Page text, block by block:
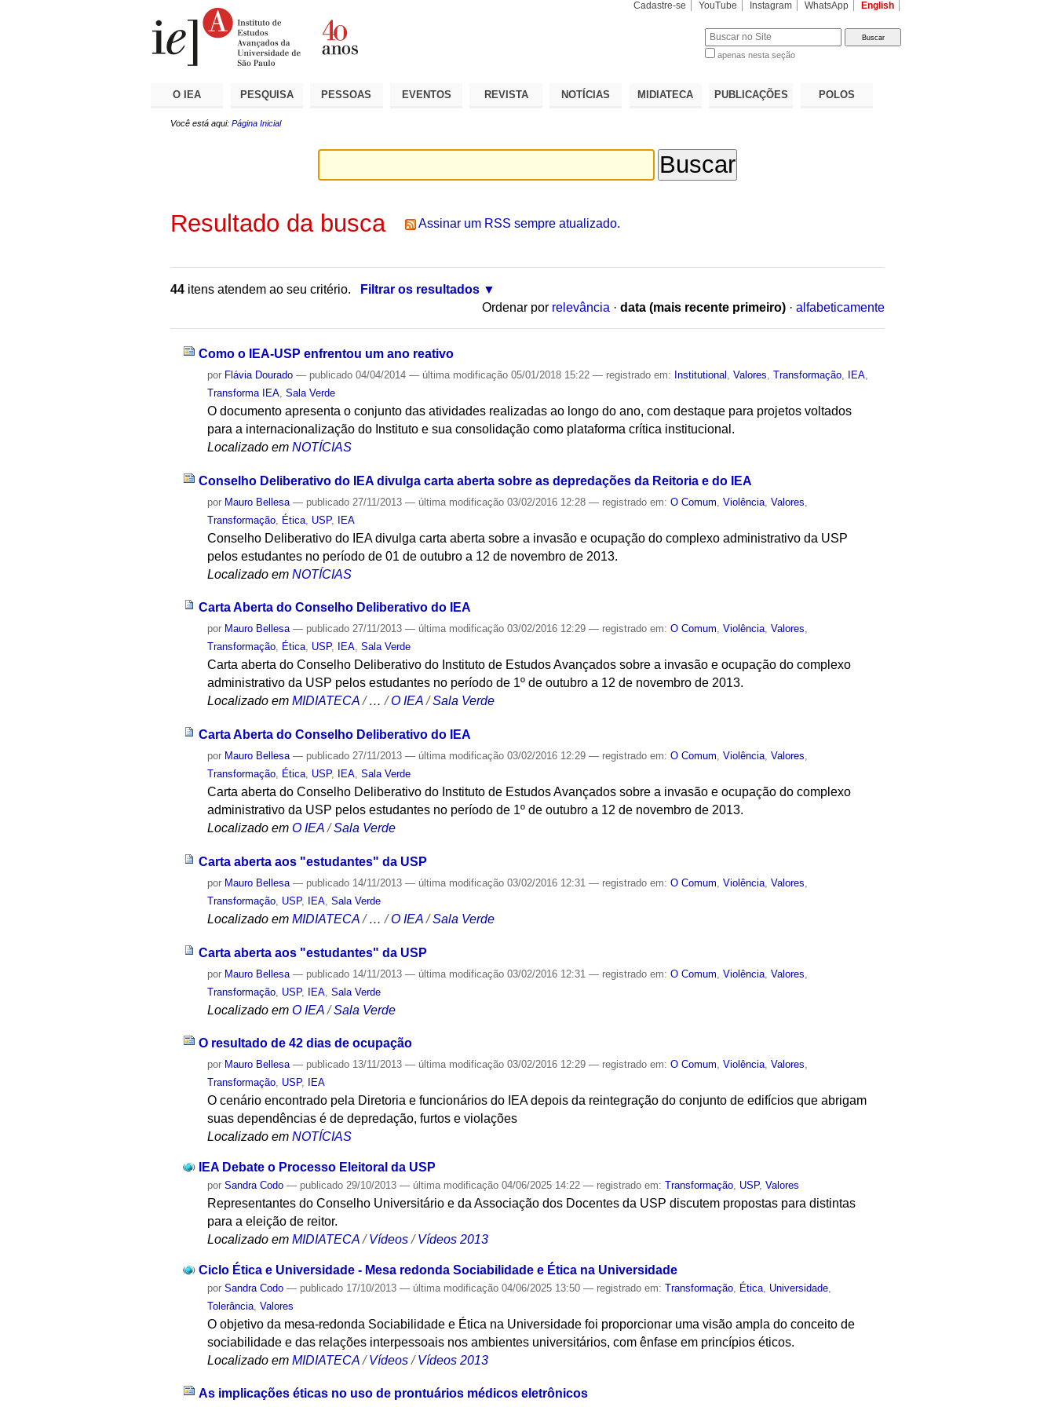
Cadastre-se YouTube Instagram WhatsApp English
apenas nesta seção
O IEA PESQUISA PESSOAS EVENTOS REVISTA NOTÍCIAS MIDIATECA PUBLICAÇÕES POLOS
Você está aqui: Página Inicial
Resultado da busca Assinar um RSS sempre atualizado.
44 itens atendem ao seu critério.
Filtrar os resultados
Ordenar por relevância · data (mais recente primeiro) · alfabeticamente
Como o IEA-USP enfrentou um ano reativo
por Flávia Dourado — publicado 04/04/2014— última modificação 05/01/2018 15:22— registrado em: Institutional ,Valores ,Transformação IEA
Transforma IEA ,Sala Verde
O documento apresenta o conjunto das atividades realizadas ao longo do ano, com destaque para projetos voltados
para a internacionalização do Instituto e sua consolidação como plataforma crítica institucional.
Localizado em NOTÍCIAS
Conselho Deliberativo do IEA divulga carta aberta sobre as depredações da Reitoria e do IEA
por Mauro Bellesa — publicado 27/11/2013— última modificação 03/02/2016 12:28— registrado em:O Comum ,Violência ,Valores
Transformação Ética USP, IEA
Conselho Deliberativo do IEA divulga carta aberta sobre a invasão e ocupação do complexo administrativo da USP
pelos estudantes no período de 01 de outubro a 12 de novembro de 2013.
Localizado em NOTÍCIAS
Carta Aberta do Conselho Deliberativo do IEA
por Mauro Bellesa — publicado 27/11/2013— última modificação 03/02/2016 12:29— registrado em:O Comum,Violência,Valores,
Transformação, Ética, USP, IEA,Sala Verde
Carta aberta do Conselho Deliberativo do Instituto de Estudos Avançados sobre a invasão e ocupação do complexo
administrativo da USP pelos estudantes no período de 1º de outubro a 12 de novembro de 2013.
Localizado em MIDIATECA /…/O IEA /Sala Verde
Carta Aberta do Conselho Deliberativo do IEA
por Mauro Bellesa — publicado 27/11/2013— última modificação 03/02/2016 12:29— registrado em:O Comum,Violência,Valores,
Transformação, Ética, USP, IEA,Sala Verde
Carta aberta do Conselho Deliberativo do Instituto de Estudos Avançados sobre a invasão e ocupação do complexo
administrativo da USP pelos estudantes no período de 1º de outubro a 12 de novembro de 2013.
Localizado em O IEA /Sala Verde
Carta aberta aos "estudantes" da USP
por Mauro Bellesa — publicado 14/11/2013— última modificação 03/02/2016 12:31— registrado em:O Comum ,Violência ,Valores
Transformação USP, IEA ,Sala Verde
Localizado em MIDIATECA /…/O IEA /Sala Verde
Carta aberta aos "estudantes" da USP
por Mauro Bellesa — publicado 14/11/2013— última modificação 03/02/2016 12:31— registrado em:O Comum ,Violência ,Valores
Transformação USP, IEA ,Sala Verde
Localizado em O IEA /Sala Verde
O resultado de 42 dias de ocupação
por Mauro Bellesa — publicado 13/11/2013— última modificação 03/02/2016 12:29— registrado em:O Comum,Violência,Valores,
Transformação, USP, IEA
O cenário encontrado pela Diretoria e funcionários do IEA depois da reintegração do conjunto de edifícios que abrigam
suas dependências é de depredação, furtos e violações
Localizado em NOTÍCIAS
IEA Debate o Processo Eleitoral da USP
porSandra Codo — publicado 29/10/2013— última modificação 04/06/2025 14:22— registrado em:Transformação USP,Valores
Representantes do Conselho Universitário e da Associação dos Docentes da USP discutem propostas para distintas
para a eleição de reitor.
Localizado em MIDIATECA /Vídeos /Vídeos 2013
Ciclo Ética e Universidade - Mesa redonda Sociabilidade e Ética na Universidade
porSandra Codo — publicado 17/10/2013— última modificação 04/06/2025 13:50— registrado em:Transformação Ética Universidade
Tolerância ,Valores
O objetivo da mesa-redonda Sociabilidade e Ética na Universidade foi proporcionar uma visão ampla do conceito de
sociabilidade e das relações interpessoais nos ambientes universitários, com ênfase em princípios éticos.
Localizado em MIDIATECA /Vídeos /Vídeos 2013
As implicações éticas no uso de prontuários médicos eletrônicos